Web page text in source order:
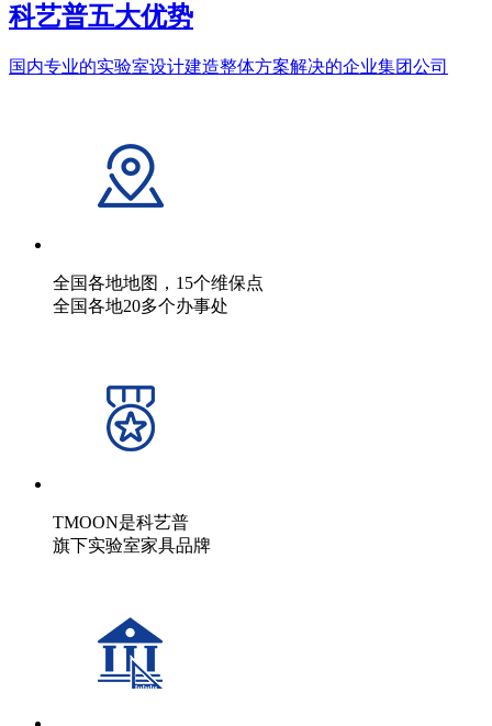
科艺普五大优势
国内专业的实验室设计建造整体方案解决的企业集团公司
全国各地地图，15个维保点
全国各地20多个办事处
TMOON是科艺普
旗下实验室家具品牌